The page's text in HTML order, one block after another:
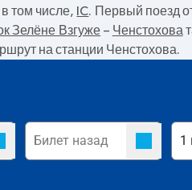
том числе, IC. Первый поезд
Зелёне Взгуже – Ченстохова
на станции Ченстохова.